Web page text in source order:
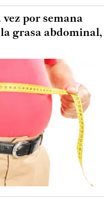
por semana
grasa abdominal,